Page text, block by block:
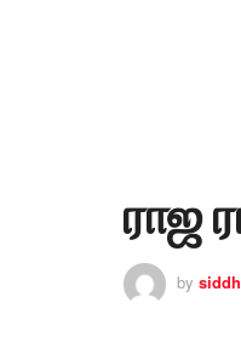
ராஜ
by